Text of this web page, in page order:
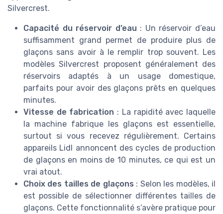
Silvercrest.
Capacité du réservoir d’eau : Un réservoir d’eau
suffisamment grand permet de produire plus de
glaçons sans avoir à le remplir trop souvent. Les
modèles Silvercrest proposent généralement des
réservoirs adaptés à un usage domestique,
parfaits pour avoir des glaçons prêts en quelques
minutes.
Vitesse de fabrication : La rapidité avec laquelle
la machine fabrique les glaçons est essentielle,
surtout si vous recevez régulièrement. Certains
appareils Lidl annoncent des cycles de production
de glaçons en moins de 10 minutes, ce qui est un
vrai atout.
Choix des tailles de glaçons : Selon les modèles, il
est possible de sélectionner différentes tailles de
glaçons. Cette fonctionnalité s’avère pratique pour